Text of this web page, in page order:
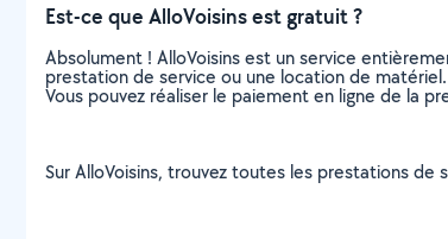
Est-ce que AlloVoisins est gratuit ?
Absolument ! AlloVoisins est un service
prestation de service ou une location de
Vous pouvez réaliser le paiement en ligne de la
Sur AlloVoisins, trouvez toutes les prestations